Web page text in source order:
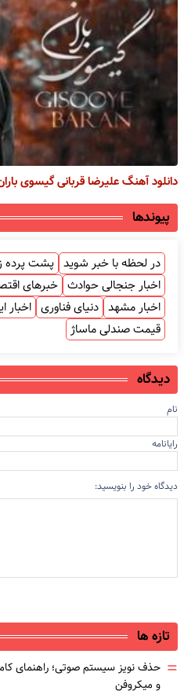
دانلود آهنگ علیرضا قربانی گیسوی
پیوندها
در لحظه با خبر شوید پشت پرده
اخبار جنجالی حوادث خبرهای
اخبار مشهد دنیای فناوری اخبار
قیمت صندلی ماساژ
دیدگاه
نام
رایانامه
دیدگاه خود را بنویسید:
تازه ها
= حذف نویز سیستم صوتی؛ راهنمای
و میکروفن